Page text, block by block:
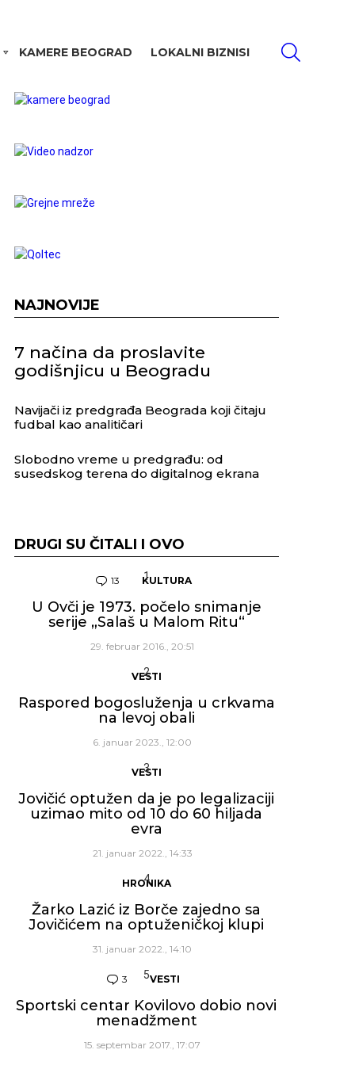
KAMERE BEOGRAD LOKALNI BIZNISI
NAJNOVIJE
7 načina da proslavite
godišnjicu u Beogradu
Navijači iz predgrađa Beograda koji čitaju
fudbal kao analitičari
Slobodno vreme u predgrađu: od
susedskog terena do digitalnog ekrana
DRUGI SU ČITALI I OVO
13 Komentara
KULTURA
U Ovči je 1973. počelo snimanje
serije „Salaš u Malom Ritu“
29. februar 2016., 20:51
VESTI
Raspored bogosluženja u crkvama
na levoj obali
6. januar 2023., 12:00
VESTI
Jovičić optužen da je po legalizaciji
uzimao mito od 10 do 60 hiljada
evra
21. januar 2022., 14:33
HRONIKA
Žarko Lazić iz Borče zajedno sa
Jovičićem na optuženičkoj klupi
31. januar 2022., 14:10
3 Komentara
VESTI
Sportski centar Kovilovo dobio novi
menadžment
15. septembar 2017., 17:07